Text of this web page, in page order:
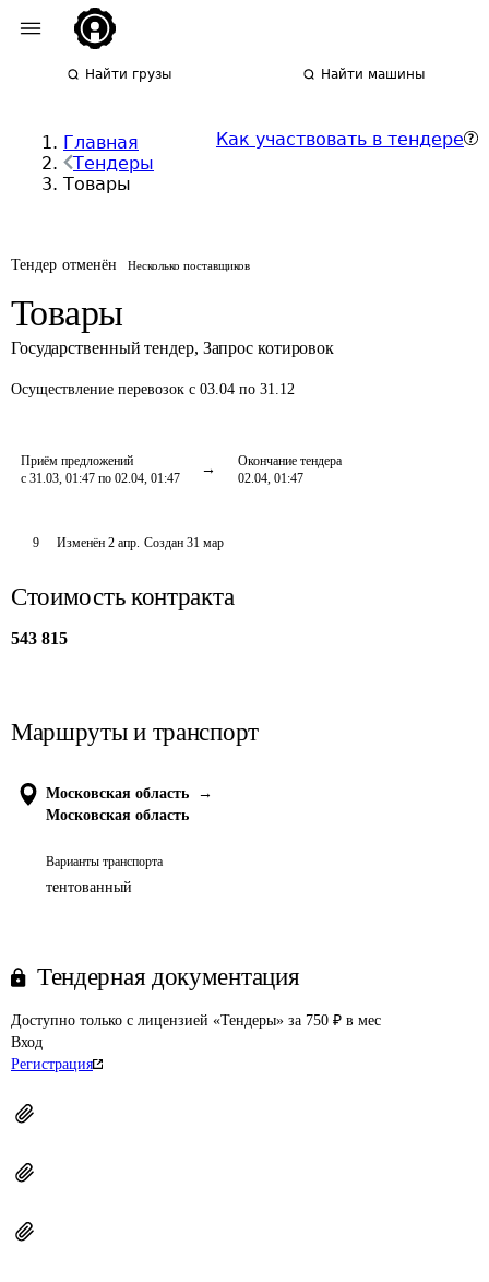
Найти грузы Найти машины
Главная
Тендеры
Товары
Как участвовать в тендере
Тендер отменён Несколько поставщиков
Товары
Государственный тендер, Запрос котировок
Осуществление перевозок с 03.04 по 31.12
Приём предложений
с 31.03, 01:47 по 02.04, 01:47
Окончание тендера
02.04, 01:47
9 Изменён 2 апр. Создан 31 мар
Стоимость контракта
543 815
Маршруты и транспорт
Московская область
→
Московская область
Варианты транспорта
тентованный
Тендерная документация
Доступно только с лицензией «Тендеры» за 750 ₽ в мес
Вход
Регистрация